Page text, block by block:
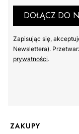
DOŁĄCZ DO
Zapisując się,
Newslettera).
prywatności​​​.
Linki w stopce
ZAKUPY